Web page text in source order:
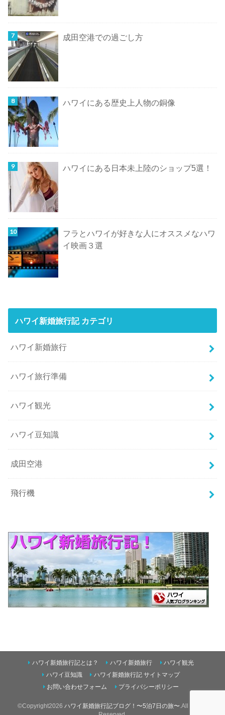
成田空港での過ごし方
ハワイにある歴史上人物の銅像
ハワイにある日本未上陸のショップ5選！
フラとハワイが好きな人にオススメなハワ
イ映画３選
ハワイ新婚旅行記 カテゴリ
ハワイ新婚旅行
ハワイ旅行準備
ハワイ観光
ハワイ豆知識
成田空港
飛行機
ハワイ新婚旅行記とは？ ハワイ新婚旅行
ハワイ観光
ハワイ豆知識
ハワイ新婚旅行記 サイトマップ
お問い合わせフォーム
プライバシーポリシー
©Copyright2026 ハワイ新婚旅行記ブログ！〜5泊7日の旅〜 .All Rights